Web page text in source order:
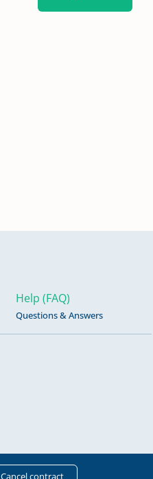
Help (FAQ)
Questions & Answers
Cancel contract